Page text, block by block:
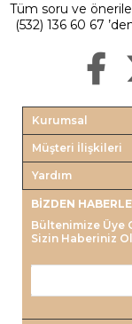
Tüm soru ve
(532) 136 60 67
Kurumsal
Müşteri İlişkileri
Yardım
BIZDEN
Bültenimize Üye
Sizin Haberiniz